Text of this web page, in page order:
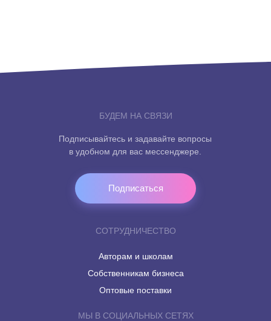
БУДЕМ НА СВЯЗИ
Подписывайтесь и задавайте вопросы
в удобном для вас мессенджере.
СОТРУДНИЧЕСТВО
Авторам и школам
Собственникам бизнеса
Оптовые поставки
МЫ В СОЦИАЛЬНЫХ СЕТЯХ
Подписаться